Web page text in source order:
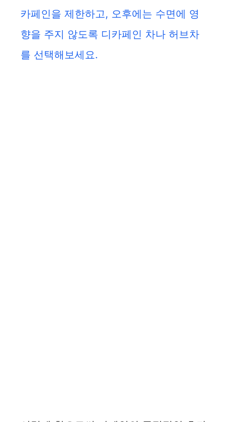
카페인을 제한하고, 오후에는 수면에 영
향을 주지 않도록 디카페인 차나 허브차
를 선택해보세요.